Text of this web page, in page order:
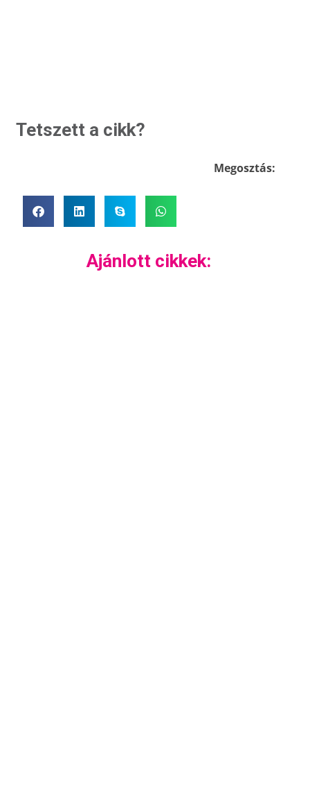
Tetszett a cikk?
Megosztás:
Ajánlott cikkek: